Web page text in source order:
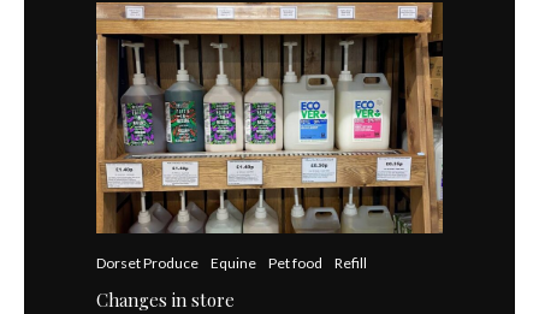
Dorset Produce Equine Pet food Refill
Changes in store